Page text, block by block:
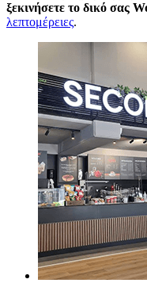
ξεκινήσετε το δικό σας
λεπτομέρειες.